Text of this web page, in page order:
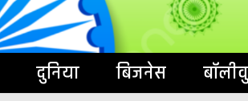
दुनिया बिजनेस